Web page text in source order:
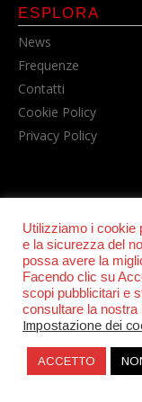
© POWER RADIO srl |
ESPLORA
News
Frequenze
Contatti
Cookie Policy
Privacy Policy
Utilizziamo i cookie
e la sicurezza del
possa avere la
Facendo clic su
scopi pubblicitari e
consultare la
Impostazione dei
ACCETTO